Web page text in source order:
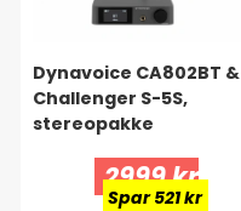
Dynavoice CA802BT &
Challenger S-5S,
stereopakke
2999 kr
Spar 521 kr